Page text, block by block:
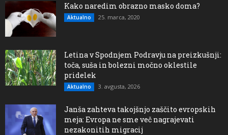
Kako naredim obrazno masko doma?
Aktualno 25. marca, 2020
Letina v Spodnjem Podravju na preizkušnji:
toča, suša in bolezni močno oklestile
pridelek
Aktualno 3. avgusta, 2026
Janša zahteva takojšnjo zaščito evropskih
meja: Evropa ne sme več nagrajevati
nezakonitih migracij